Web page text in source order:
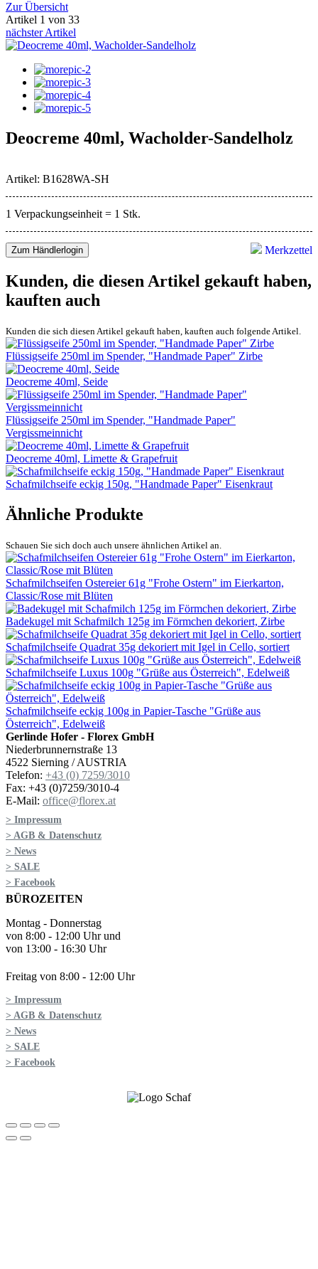
Zur Übersicht
Artikel 1 von 33
nächster Artikel
Deocreme 40ml, Wacholder-Sandelholz
Artikel: B1628WA-SH
1 Verpackungseinheit = 1 Stk.
Merkzettel
Zum Händlerlogin
Kunden, die diesen Artikel gekauft haben,
kauften auch
Kunden die sich diesen Artikel gekauft haben, kauften auch folgende Artikel.
Flüssigseife 250ml im Spender, "Handmade Paper" Zirbe
Deocreme 40ml, Seide
Flüssigseife 250ml im Spender, "Handmade Paper"
Vergissmeinnicht
Deocreme 40ml, Limette & Grapefruit
Schafmilchseife eckig 150g, "Handmade Paper" Eisenkraut
Ähnliche Produkte
Schauen Sie sich doch auch unsere ähnlichen Artikel an.
Schafmilchseifen Ostereier 61g "Frohe Ostern" im Eierkarton,
Classic/Rose mit Blüten
Badekugel mit Schafmilch 125g im Förmchen dekoriert, Zirbe
Schafmilchseife Quadrat 35g dekoriert mit Igel in Cello, sortiert
Schafmilchseife Luxus 100g "Grüße aus Österreich", Edelweiß
Schafmilchseife eckig 100g in Papier-Tasche "Grüße aus
Österreich", Edelweiß
Gerlinde Hofer - Florex GmbH
Niederbrunnernstraße 13
4522 Sierning / AUSTRIA
Telefon: +43 (0) 7259/3010
Fax: +43 (0)7259/3010-4
E-Mail: office@florex.at
> Impressum
> AGB & Datenschutz
> News
> SALE
> Facebook
BÜROZEITEN
Montag - Donnerstag
von 8:00 - 12:00 Uhr und
von 13:00 - 16:30 Uhr
Freitag von 8:00 - 12:00 Uhr
> Impressum
> AGB & Datenschutz
> News
> SALE
> Facebook